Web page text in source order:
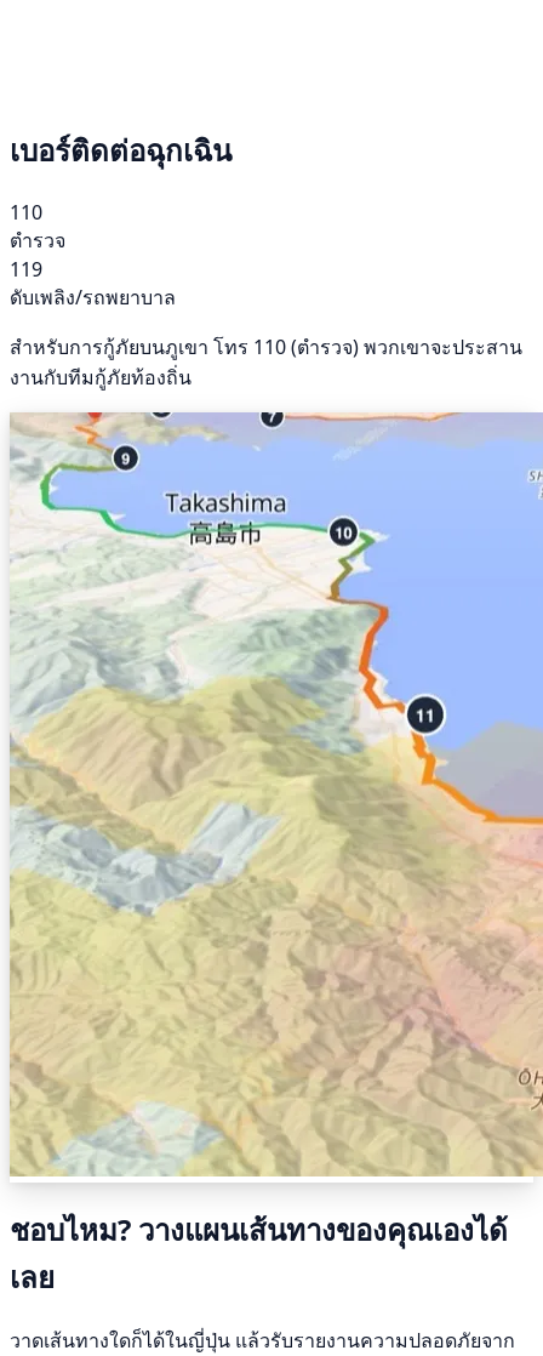
เบอร์ติดต่อฉุกเฉิน
110
ตำรวจ
119
ดับเพลิง/รถพยาบาล
สำหรับการกู้ภัยบนภูเขา โทร 110 (ตำรวจ) พวกเขาจะประสาน
งานกับทีมกู้ภัยท้องถิ่น
ชอบไหม? วางแผนเส้นทางของคุณเองได้
เลย
วาดเส้นทางใดก็ได้ในญี่ปุ่น แล้วรับรายงานความปลอดภัยจาก